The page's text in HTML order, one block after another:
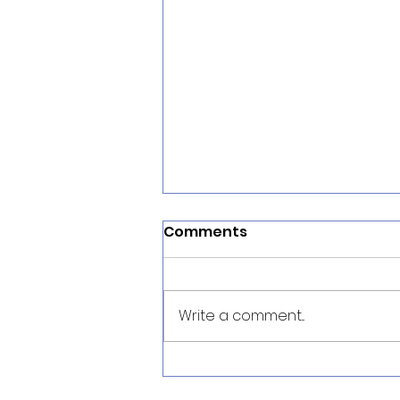
Virtual Reality dalam
Comments
Write a comment...